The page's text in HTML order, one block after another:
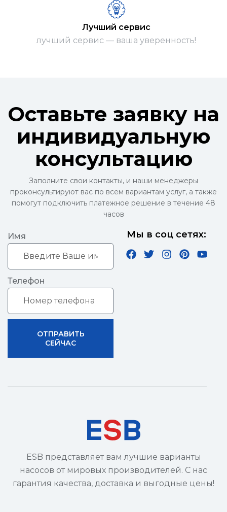
Лучший сервис
лучший сервис — ваша уверенность!
Оставьте заявку на
индивидуальную
консультацию
Заполните свои контакты, и наши менеджеры
проконсультируют вас по всем вариантам услуг, а также
помогут подключить платежное решение в течение 48
часов
Имя
Телефон
ОТПРАВИТЬ
СЕЙЧАС
Мы в соц сетях:
ESB представляет вам лучшие варианты
насосов от мировых производителей. С нас
гарантия качества, доставка и выгодные цены!